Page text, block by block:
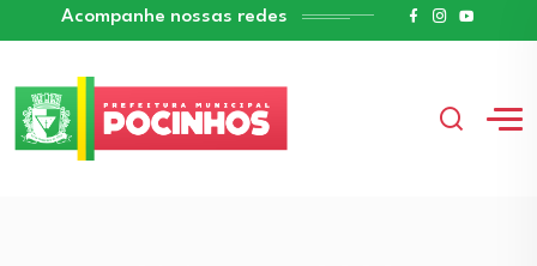
Acompanhe nossas redes